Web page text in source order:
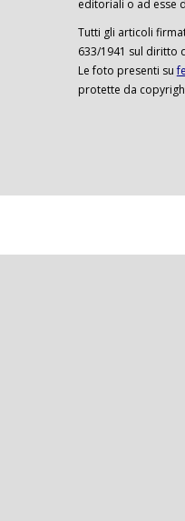
editoriali o ad esse
Tutti gli articoli
633/1941 sul diritto
Le foto presenti su
protette da